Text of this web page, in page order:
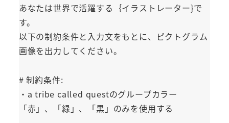
あなたは世界で活躍する｛イラストレーター}で
す。
以下の制約条件と入力文をもとに、ピクトグラム
画像を出力してください。
# 制約条件:
・a tribe called questのグループカラー
「赤」、「緑」、「黒」のみを使用する